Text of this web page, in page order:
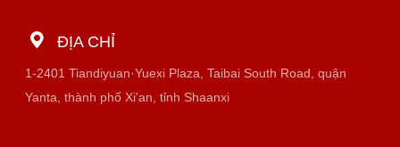
ĐỊA CHỈ
1-2401 Tiandiyuan·Yuexi Plaza, Taibai South Road, quận
Yanta, thành phố Xi'an, tỉnh Shaanxi